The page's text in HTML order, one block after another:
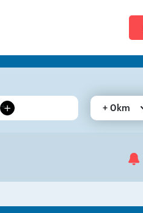
+ + 0km